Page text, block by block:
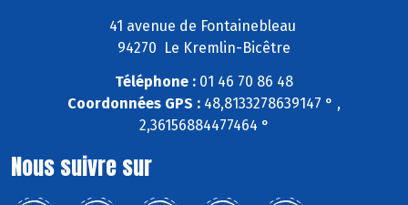
41 avenue de Fontainebleau
94270 Le Kremlin-Bicêtre
Téléphone : 01 46 70 86 48
Coordonnées GPS : 48,8133278639147 ° ,
2,36156884477464 °
Nous suivre sur